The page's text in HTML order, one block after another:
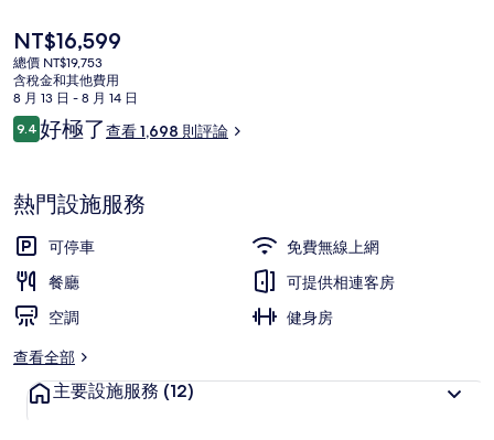
場站只要 6 分鐘，到維多利亞廣場站也只要 11 分鐘。
目
前
的
價
格
是
NT$16,599
總價 NT$19,753
含稅金和其他費用
8 月 13 日 - 8 月 14 日
評
論
9.49.4 分，滿分 10 分，
好極了查看 1,698 則評論
熱門設施服務
可停車
免費無線上網
餐廳
可提供相連客房
空調
健身房
查看全部
主要設施服務 (12)